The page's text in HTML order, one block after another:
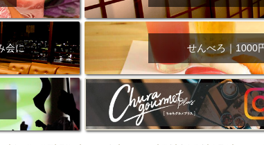
チャージ無し 牡蠣 夜景・景色◎ 夜12時以降入店可
ペット同伴 ビアガーデン 天ぷら
串揚げ バレンタイン 立ち飲み 5000円以上コース
アヒージョ アサヒ 割烹 女性専用トイレあり
入店
ナー ホルモン(もつ) 炭火焼 ペイディ（給料日）
アンバール 食べ放題 動物カフェ＆バー 屋富祖地区
周辺 アジア・エスニック 熱燗 生け簀 獺祭 イ
切(15名以下から) しゃぶしゃぶ パクチー
会に せんべろ｜1000